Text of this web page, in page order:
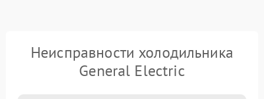
Неисправности холодильника
General Electric